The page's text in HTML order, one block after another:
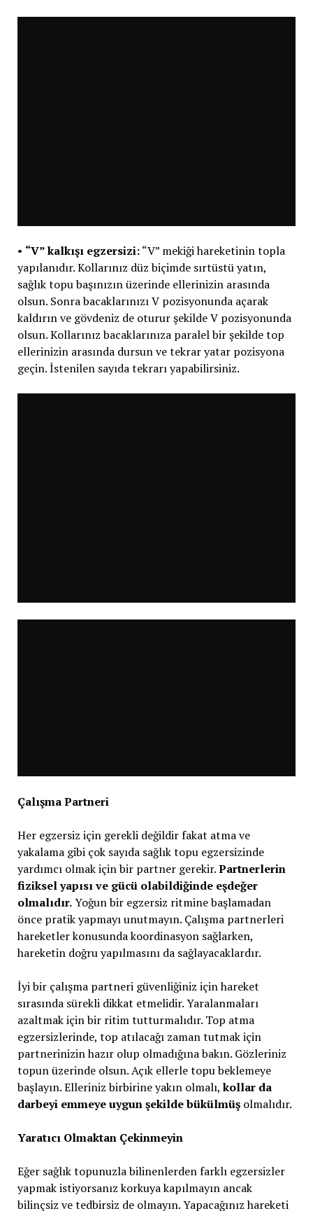
• “V” kalkışı egzersizi:“V” mekiği hareketinin topla
yapılanıdır. Kollarınız düz biçimde sırtüstü yatın,
sağlık topu başınızın üzerinde ellerinizin arasında
olsun. Sonra bacaklarınızı V pozisyonunda açarak
kaldırın ve gövdeniz de oturur şekilde V pozisyonunda
olsun. Kollarınız bacaklarınıza paralel bir şekilde top
ellerinizin arasında dursun ve tekrar yatar pozisyona
geçin. İstenilen sayıda tekrarı yapabilirsiniz.
Çalışma Partneri
Her egzersiz için gerekli değildir fakat atma ve
yakalama gibi çok sayıda sağlık topu egzersizinde
yardımcı olmak için bir partner gerekir.Partnerlerin
fiziksel yapısı ve gücü olabildiğinde eşdeğer
olmalıdır.Yoğun bir egzersiz ritmine başlamadan
önce pratik yapmayı unutmayın. Çalışma partnerleri
hareketler konusunda koordinasyon sağlarken,
hareketin doğru yapılmasını da sağlayacaklardır.
İyi bir çalışma partneri güvenliğiniz için hareket
sırasında sürekli dikkat etmelidir. Yaralanmaları
azaltmak için bir ritim tutturmalıdır. Top atma
egzersizlerinde, top atılacağı zaman tutmak için
partnerinizin hazır olup olmadığına bakın. Gözleriniz
topun üzerinde olsun. Açık ellerle topu beklemeye
başlayın. Elleriniz birbirine yakın olmalı,kollar da
darbeyi emmeye uygun şekilde bükülmüşolmalıdır.
Yaratıcı Olmaktan Çekinmeyin
Eğer sağlık topunuzla bilinenlerden farklı egzersizler
yapmak istiyorsanız korkuya kapılmayın ancak
bilinçsiz ve tedbirsiz de olmayın. Yapacağınız hareketi